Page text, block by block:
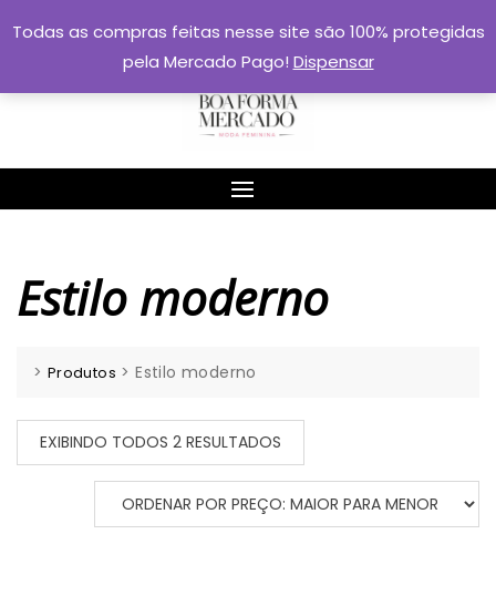
to
Estilo moderno
> Produtos >Estilo moderno
EXIBINDO TODOS 2 RESULTADOS
Todas as compras feitas nesse site são 100% protegidas
pela Mercado Pago! Dispensar